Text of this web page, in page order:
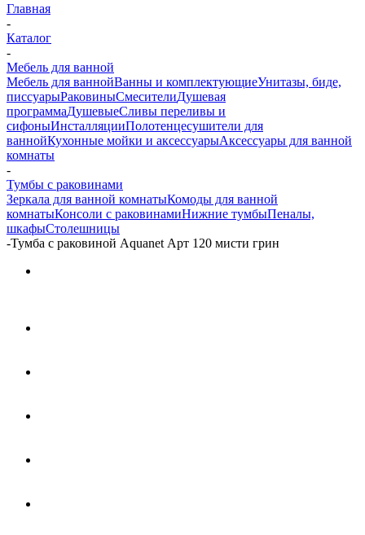
Главная
-
Каталог
-
Мебель для ванной
Мебель для ваннойВанны и комплектующиеУнитазы, биде,
писсуарыРаковиныСмесителиДушевая
программаДушевыеСливы переливы и
сифоныИнсталляцииПолотенцесушители для
ваннойКухонные мойки и аксессуарыАксессуары для ванной
комнаты
-
Тумбы с раковинами
Зеркала для ванной комнатыКомоды для ванной
комнатыКонсоли с раковинамиНижние тумбыПеналы,
шкафыСтолешницы
-Тумба с раковиной Aquanet Арт 120 мисти грин